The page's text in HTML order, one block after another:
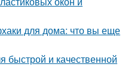
для дома: что вы еще
и качественной